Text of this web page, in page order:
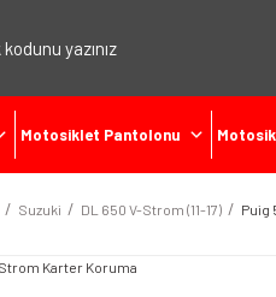
Motosiklet Pantolonu
Suzuki DL 650 V-Strom (11-17) Puig